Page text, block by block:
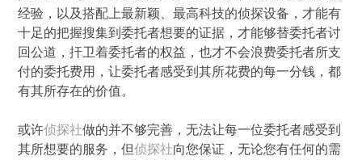
经验，以及搭配上最新颖、最高科技的侦探设备，才能有
十足的把握搜集到委托者想要的证据，才能够替委托者讨
回公道，扞卫着委托者的权益，也才不会浪费委托者所支
付的委托费用，让委托者感受到其所花费的每一分钱，都
有其所存在的价值。
或许侦探社做的并不够完善，无法让每一位委托者感受到
其所想要的服务，但侦探社向您保证，无论您有任何的需